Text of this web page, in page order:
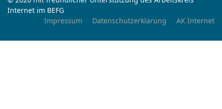
Internet im BEFG
Impressum
Datenschutzerklärung AK Internet